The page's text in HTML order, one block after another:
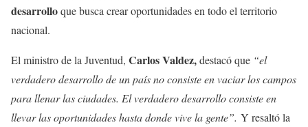
desarrolloque busca crear oportunidades en todo el territorio
nacional.
El ministro de la Juventud, Carlos Valdez,destacó que “el
verdadero desarrollo de un país no consiste en vaciar los campos
para llenar las ciudades. El verdadero desarrollo consiste en
llevar las oportunidades hasta donde vive la gente”. Y resaltó la